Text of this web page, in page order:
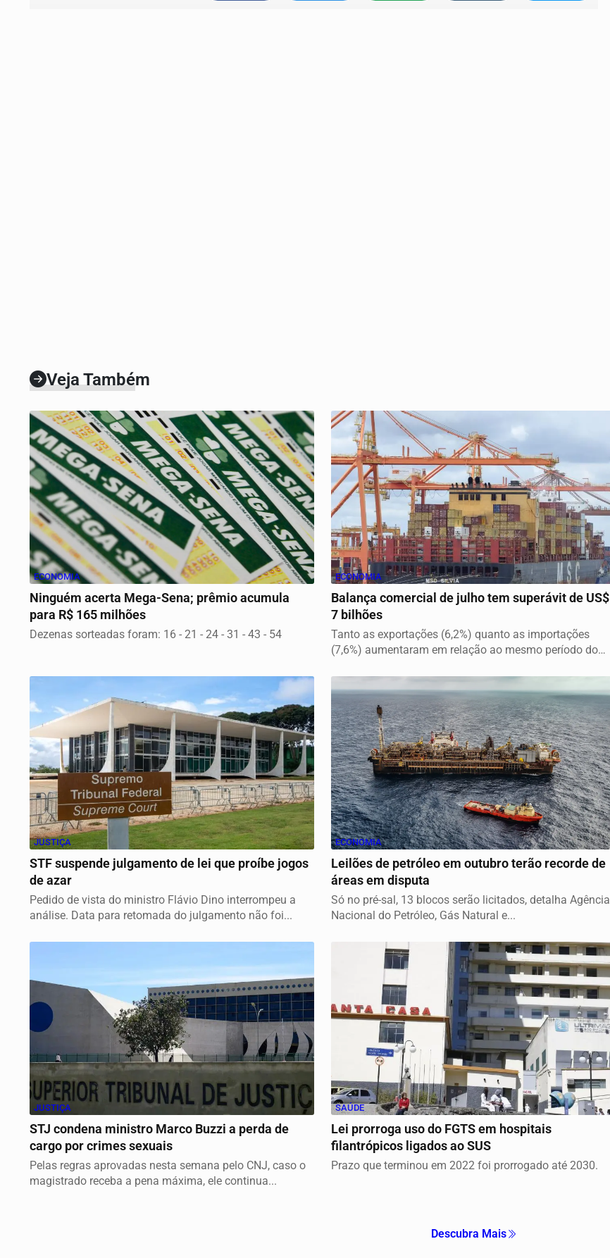
Veja Também
ECONOMIA
Ninguém acerta Mega-Sena; prêmio acumula
para R$ 165 milhões
Dezenas sorteadas foram: 16 - 21 - 24 - 31 - 43 - 54
ECONOMIA
Balança comercial de julho tem superávit de US$
7 bilhões
Tanto as exportações (6,2%) quanto as importações
(7,6%) aumentaram em relação ao mesmo período do
JUSTIÇA
STF suspende julgamento de lei que proíbe jogos
de azar
Pedido de vista do ministro Flávio Dino interrompeu a
análise. Data para retomada do julgamento não foi...
ECONOMIA
Leilões de petróleo em outubro terão recorde de
áreas em disputa
Só no pré-sal, 13 blocos serão licitados, detalha Agência
Nacional do Petróleo, Gás Natural e...
JUSTIÇA
STJ condena ministro Marco Buzzi a perda de
cargo por crimes sexuais
Pelas regras aprovadas nesta semana pelo CNJ, caso o
magistrado receba a pena máxima, ele continua...
SAÚDE
Lei prorroga uso do FGTS em hospitais
filantrópicos ligados ao SUS
Prazo que terminou em 2022 foi prorrogado até 2030.
Descubra Mais